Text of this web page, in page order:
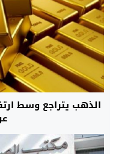
الذهب يتراجع وسط